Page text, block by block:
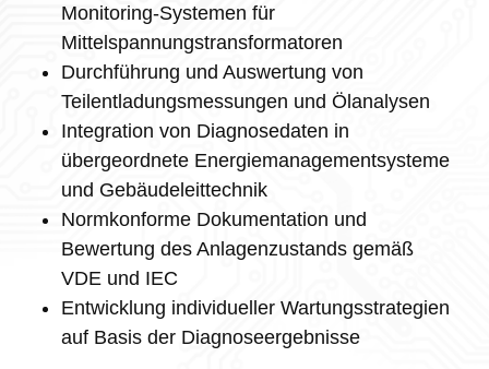
Monitoring-Systemen für
Mittelspannungstransformatoren
Durchführung und Auswertung von
Teilentladungsmessungen und Ölanalysen
Integration von Diagnosedaten in
übergeordnete Energiemanagementsysteme
und Gebäudeleittechnik
Normkonforme Dokumentation und
Bewertung des Anlagenzustands gemäß
VDE und IEC
Entwicklung individueller Wartungsstrategien
auf Basis der Diagnoseergebnisse